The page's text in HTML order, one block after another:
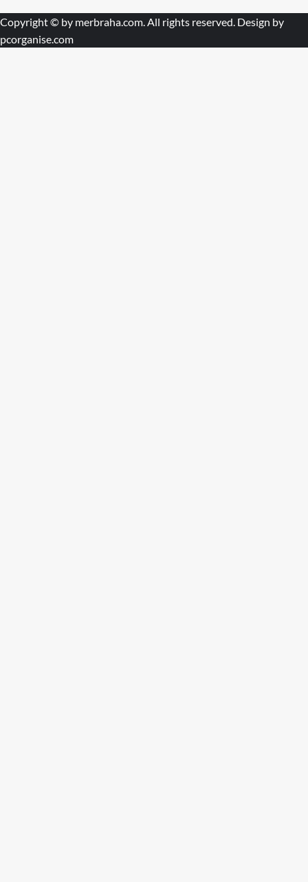
Copyright © by merbraha.com. All rights reserved. Design by
pcorganise.com